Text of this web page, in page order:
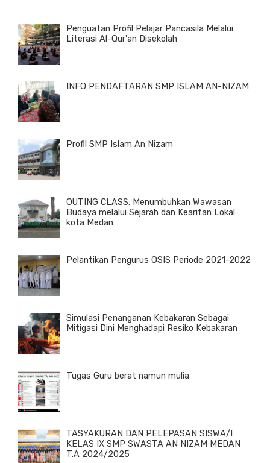
Penguatan Profil Pelajar Pancasila Melalui
Literasi Al-Qur'an Disekolah
INFO PENDAFTARAN SMP ISLAM AN-NIZAM
Profil SMP Islam An Nizam
OUTING CLASS: Menumbuhkan Wawasan
Budaya melalui Sejarah dan Kearifan Lokal
kota Medan
Pelantikan Pengurus OSIS Periode 2021-2022
Simulasi Penanganan Kebakaran Sebagai
Mitigasi Dini Menghadapi Resiko Kebakaran
Tugas Guru berat namun mulia
TASYAKURAN DAN PELEPASAN SISWA/I
KELAS IX SMP SWASTA AN NIZAM MEDAN
T.A 2024/2025